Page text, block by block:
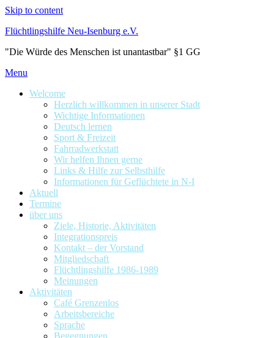
Skip to content
Flüchtlingshilfe Neu-Isenburg e.V.
"Die Würde des Menschen ist unantastbar" §1 GG
Menu
Welcome
Herzlich willkommen in unserer Stadt
Wichtige Informationen
Deutsch lernen
Sport & Freizeit
Fahrradwerkstatt
Wir helfen Ihnen gerne
Links & Hilfe zur Selbsthilfe
Informationen für Geflüchtete in N-I
Aktuell
Termine
über uns
Ziele, Historie, Aktivitäten
Integrationspreis
Kontakt – der Vorstand
Mitgliedschaft
Flüchtlingshilfe 1986-1989
Meinungen
Aktivitäten
Café Grenzenlos
Arbeitsbereiche
Sprache
Begegnungen